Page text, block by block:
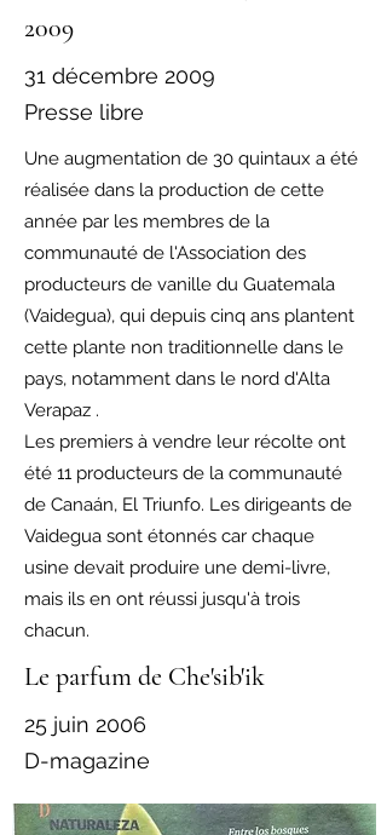
2009
31 décembre 2009
Presse libre
Une augmentation de 30 quintaux a été
réalisée dans la production de cette
année par les membres de la
communauté de l'Association des
producteurs de vanille du Guatemala
(Vaidegua), qui depuis cinq ans plantent
cette plante non traditionnelle dans le
pays, notamment dans le nord d'Alta
Verapaz .
Les premiers à vendre leur récolte ont
été 11 producteurs de la communauté
de Canaán, El Triunfo. Les dirigeants de
Vaidegua sont étonnés car chaque
usine devait produire une demi-livre,
mais ils en ont réussi jusqu'à trois
chacun.
Le parfum de Che'sib'ik
25 juin 2006
D-magazine